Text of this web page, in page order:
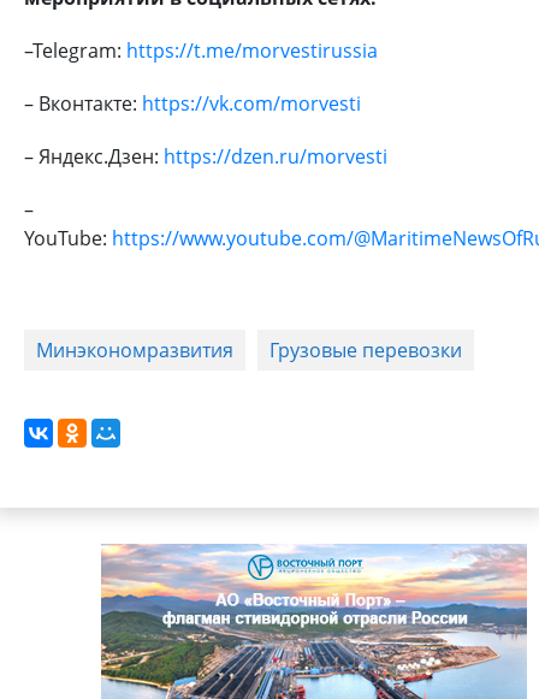
–Telegram: https://t.me/morvestirussia
– Вконтакте: https://vk.com/morvesti
– Яндекс.Дзен: https://dzen.ru/morvesti
–
YouTube: https://www.youtube.com/
Минэкономразвития Грузовые перевозки